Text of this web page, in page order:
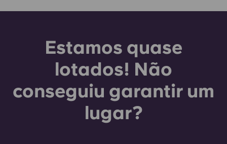
Estamos quase
lotados! Não
conseguiu garantir um
lugar?